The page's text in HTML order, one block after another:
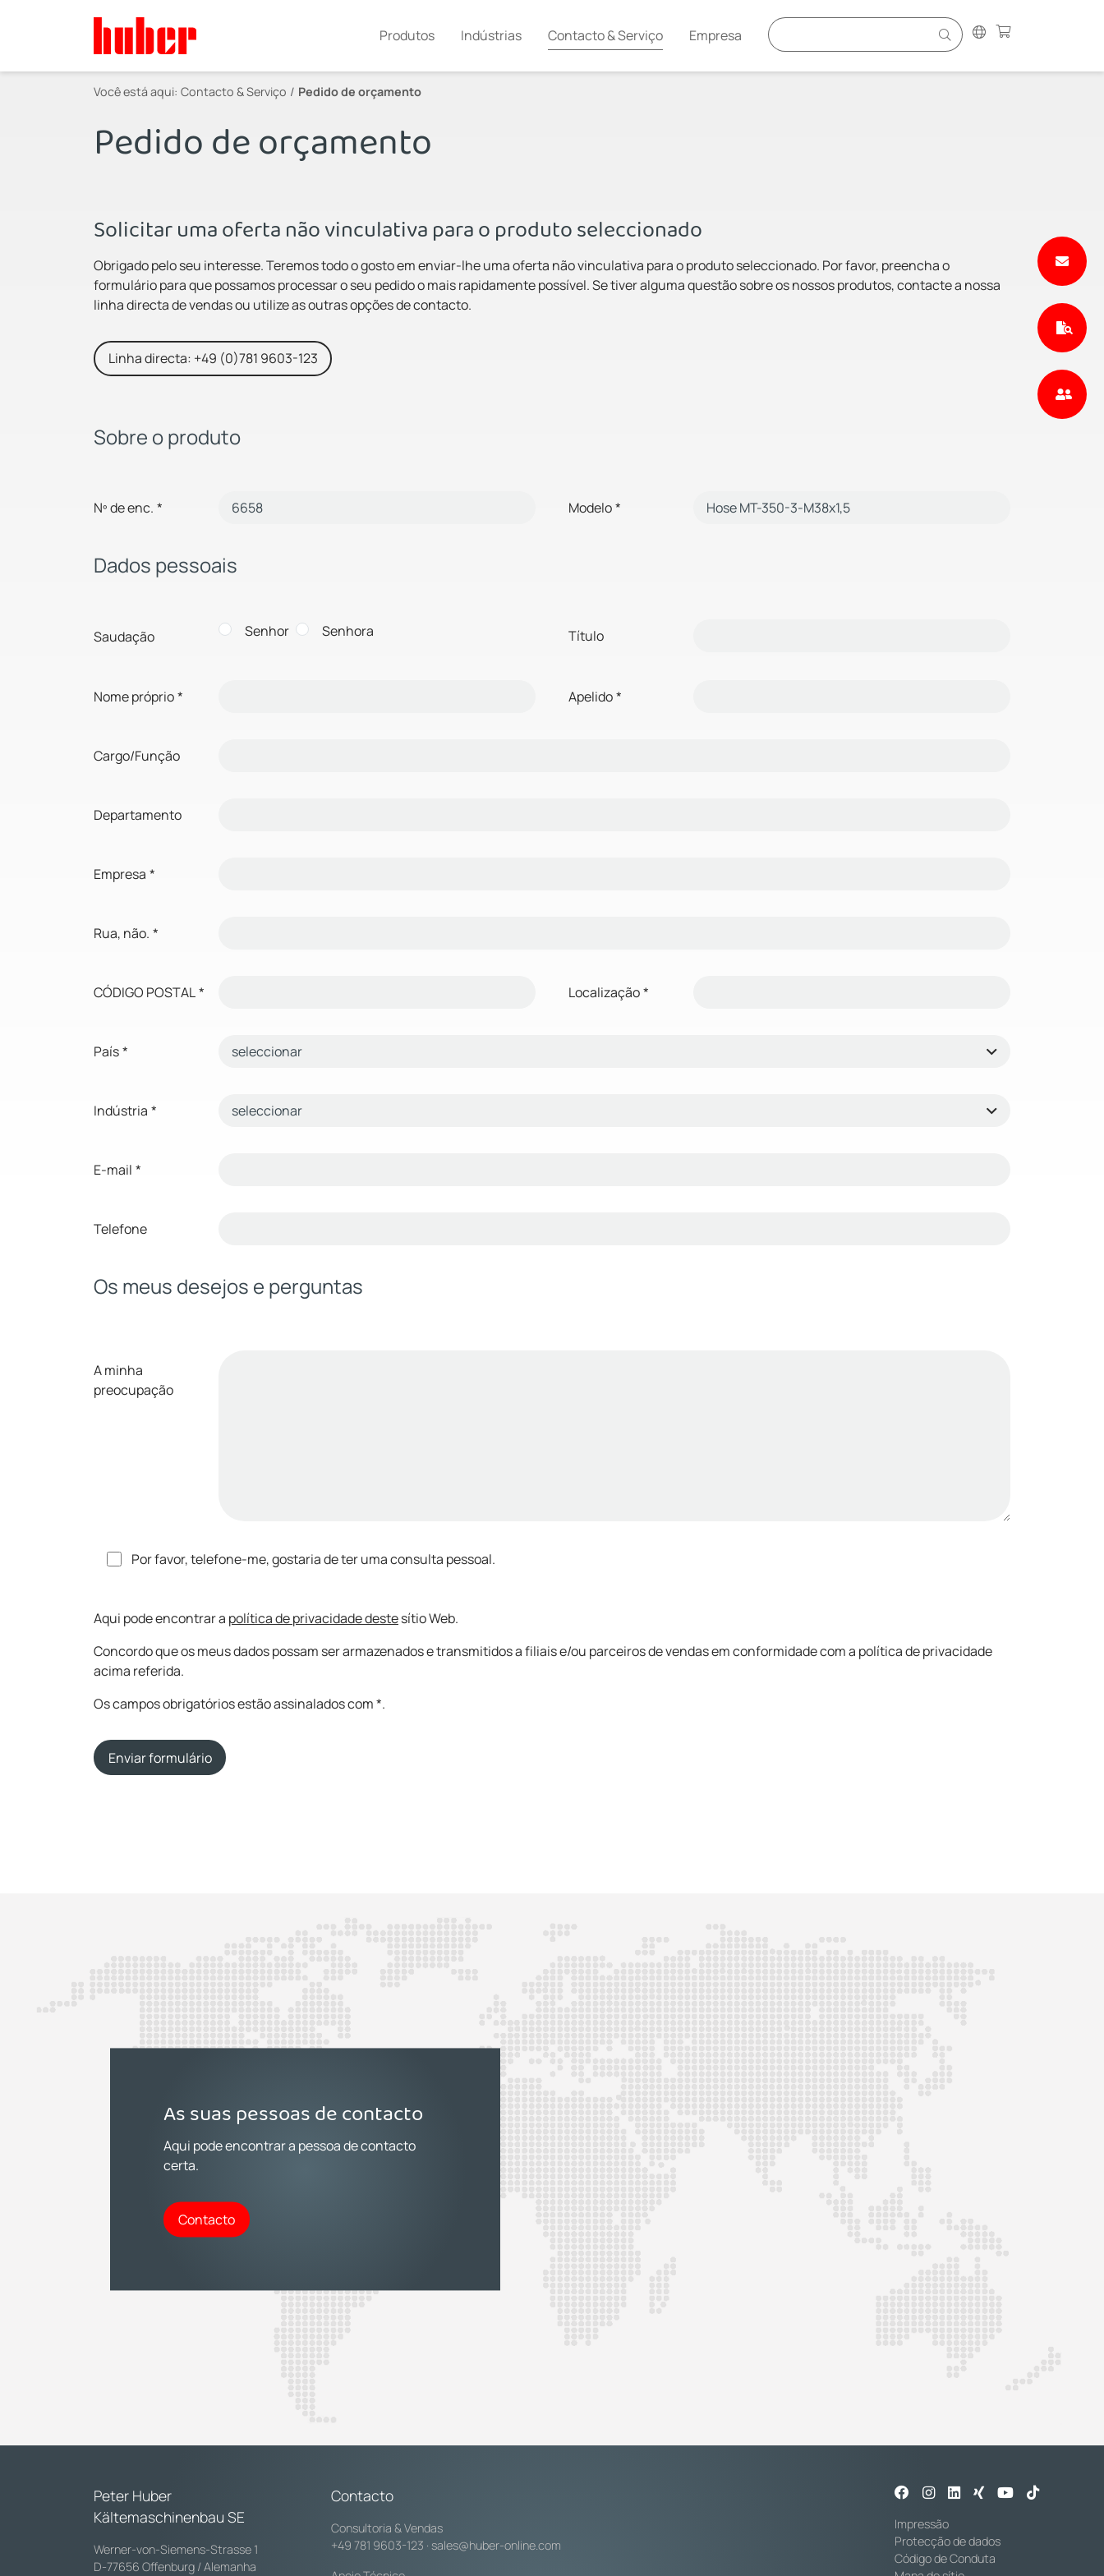
Produtos Indústrias Contacto & Serviço Empresa
Você está aqui: Contacto & Serviço Pedido de orçamento
Pedido de orçamento
Solicitar uma oferta não vinculativa para o produto seleccionado
Obrigado pelo seu interesse. Teremos todo o gosto em enviar-lhe uma oferta não vinculativa para o produto seleccionado. Por favor, preencha o
formulário para que possamos processar o seu pedido o mais rapidamente possível. Se tiver alguma questão sobre os nossos produtos, contacte a nossa
linha directa de vendas ou utilize as outras opções de contacto.
Linha directa: +49 (0)781 9603-123
Sobre o produto
Nº de enc. * Modelo*
Dados pessoais
Saudação Senhor Senhora Título
Nome próprio* Apelido*
Cargo/Função
Departamento
Empresa *
Rua, não. *
CÓDIGO POSTAL* Localização*
País*
Indústria *
E-mail *
Telefone
Os meus desejos e perguntas
A minha
preocupação
Por favor, telefone-me, gostaria de ter uma consulta pessoal.
Aqui pode encontrar a política de privacidade destesítio Web.
Concordo que os meus dados possam ser armazenados e transmitidos a filiais e/ou parceiros de vendas em conformidade com a política de privacidade
acima referida.
Os campos obrigatórios estão assinalados com *.
Enviar formulário
As suas pessoas de contacto
Aqui pode encontrar a pessoa de contacto
certa.
Contacto
Peter Huber
Kältemaschinenbau SE
Werner-von-Siemens-Strasse 1
D-77656 Offenburg / Alemanha
Contacto
Consultoria & Vendas
+49 781 9603-123 · sales@huber-online.com
Impressão
Protecção de dados
Código de Conduta